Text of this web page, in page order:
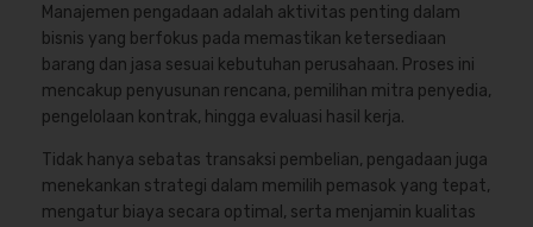
Manajemen pengadaan adalah aktivitas penting dalam
bisnis yang berfokus pada memastikan ketersediaan
barang dan jasa sesuai kebutuhan perusahaan. Proses ini
mencakup penyusunan rencana, pemilihan mitra penyedia,
pengelolaan kontrak, hingga evaluasi hasil kerja.
Tidak hanya sebatas transaksi pembelian, pengadaan juga
menekankan strategi dalam memilih pemasok yang tepat,
mengatur biaya secara optimal, serta menjamin kualitas